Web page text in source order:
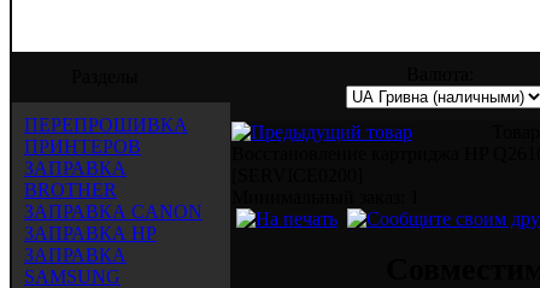
ПЕРЕПРОШИВКА
ПРИНТЕРОВ
ЗАПРАВКА
BROTHER
ЗАПРАВКА CANON
ЗАПРАВКА HP
ЗАПРАВКА
SAMSUNG